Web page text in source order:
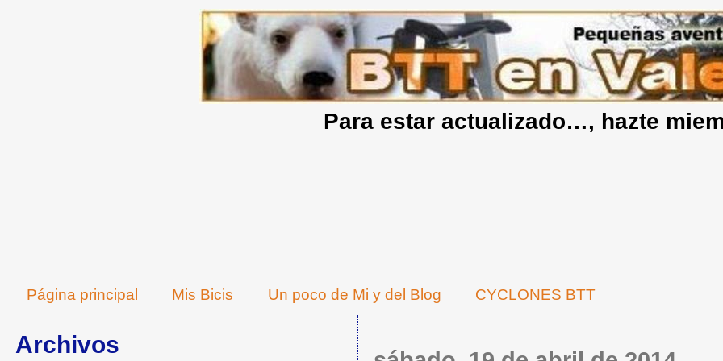
Para estar actualizado…, hazte
Página principal Mis Bicis Un poco de Mi y del Blog CYCLONES BTT
Archivos